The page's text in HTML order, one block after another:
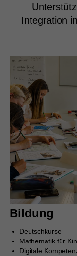
Integration
Bildung
Deutschkurse
Mathematik für
Digitale